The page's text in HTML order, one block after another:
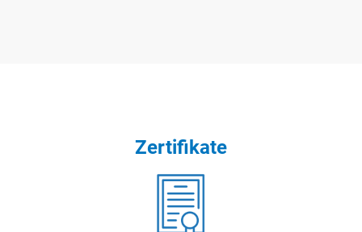
Zertifikate